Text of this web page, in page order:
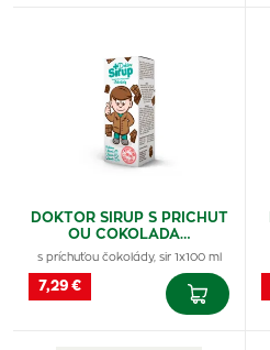
DOKTOR SIRUP S PRICHUT
OU COKOLADA…
s príchuťou čokolády, sir 1x100 ml
7,29 €